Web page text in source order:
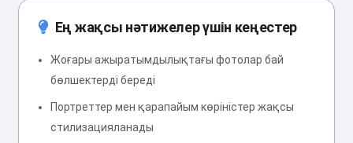
Ең жақсы нәтижелер үшін кеңестер
Жоғары ажыратымдылықтағы фотолар бай
бөлшектерді береді
Портреттер мен қарапайым көріністер жақсы
стилизацияланады